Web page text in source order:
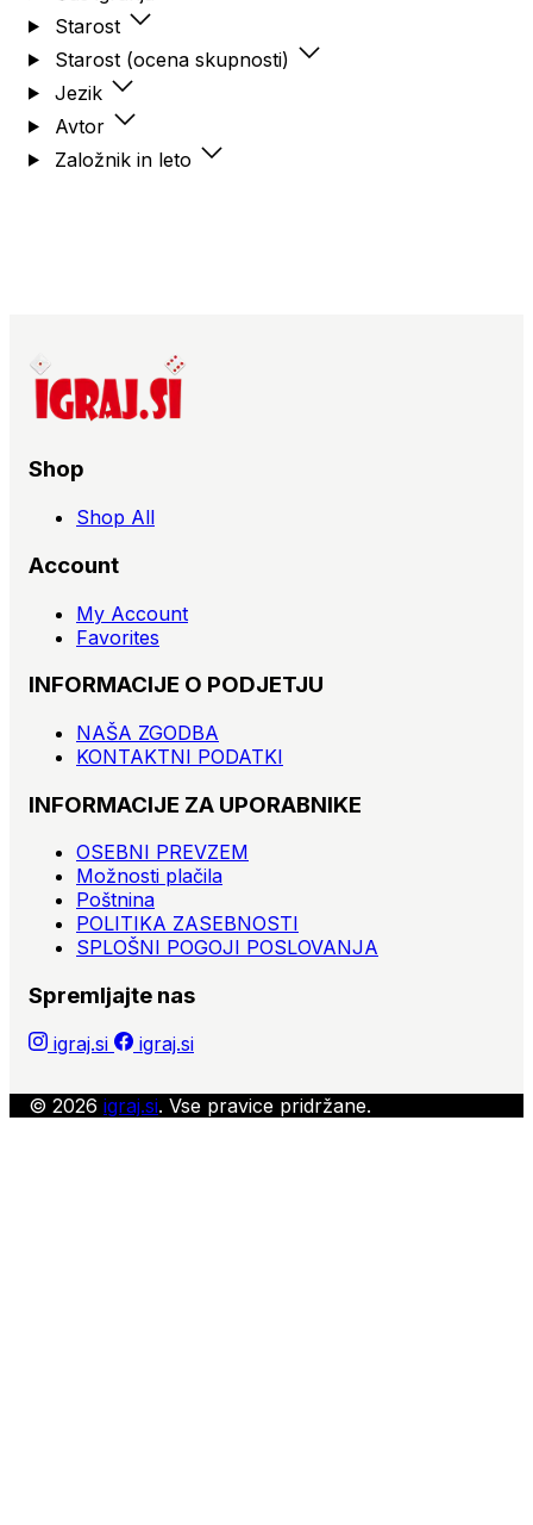
Starost
Starost (ocena skupnosti)
Jezik
Avtor
Založnik in leto
Shop
Shop All
Account
My Account
Favorites
INFORMACIJE O PODJETJU
NAŠA ZGODBA
KONTAKTNI PODATKI
INFORMACIJE ZA UPORABNIKE
OSEBNI PREVZEM
Možnosti plačila
Poštnina
POLITIKA ZASEBNOSTI
SPLOŠNI POGOJI POSLOVANJA
Spremljajte nas
igraj.si igraj.si
© 2026 igraj.si. Vse pravice pridržane.